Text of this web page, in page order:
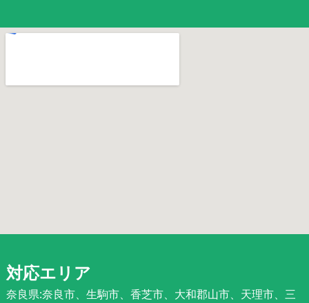
対応エリア
奈良県:奈良市、生駒市、香芝市、大和郡山市、天理市、三